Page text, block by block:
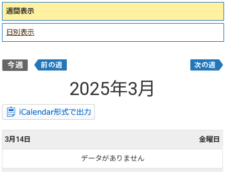
週間表示
日別表示
2025年3月
3月14日 金曜日
データがありません